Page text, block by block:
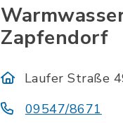
Zapfendorf
Laufer Straße
09547/8671